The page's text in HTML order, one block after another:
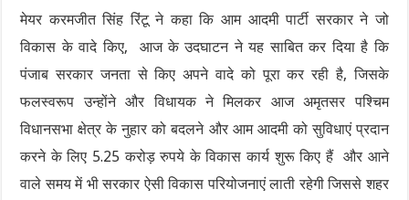
मेयर करमजीत सिंह रिंटू ने कहा कि आम आदमी पार्टी सरकार ने जो
विकास के वादे किए, आज के उदघाटन ने यह साबित कर दिया है कि
पंजाब सरकार जनता से किए अपने वादे को पूरा कर रही है, जिसके
फलस्वरूप उन्होंने और विधायक ने मिलकर आज अमृतसर पश्चिम
विधानसभा क्षेत्र के नुहार को बदलने और आम आदमी को सुविधाएं प्रदान
करने के लिए 5.25 करोड़ रुपये के विकास कार्य शुरू किए हैं और आने
वाले समय में भी सरकार ऐसी विकास परियोजनाएं लाती रहेगी जिससे शहर